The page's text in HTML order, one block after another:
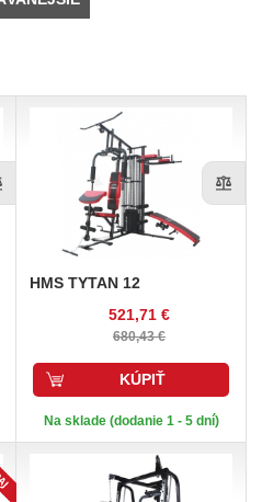
HMS TYTAN 12
521,71 €
680,43 €
KÚPIŤ
Na sklade (dodanie 1 - 5 dní)